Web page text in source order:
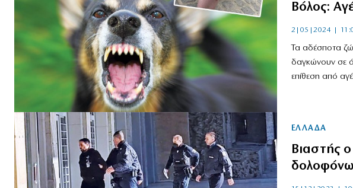
Βόλος:
2|05|2024 |
Τα αδέσποτα
δαγκώνουν σε
επίθεση από
ΕΛΛΑΔΑ
Βιαστής